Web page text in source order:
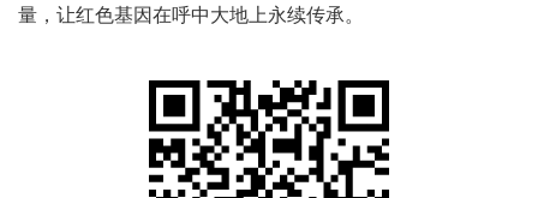
量，让红色基因在呼中大地上永续传承。